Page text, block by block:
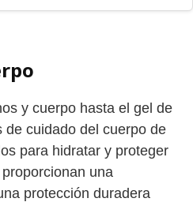
y cuerpo hasta el gel de
de cuidado del cuerpo de
para hidratar y proteger
una
protección duradera